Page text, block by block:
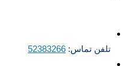
تلفن تماس: 52383266